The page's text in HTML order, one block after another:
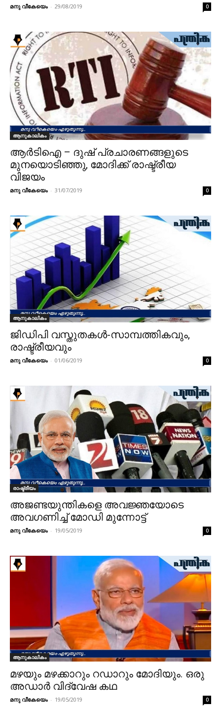
മനു വീകേയെം - 29/08/2019 0
ആനുകാലികം
ആര്‍ടിഐ – ദുഷ് പ്രചാരണങ്ങളുടെ
മുനയൊടിഞ്ഞു, മോദിക്ക്‌ രാഷ്ട്രീയ
വിജയം
മനു വീകേയെം - 31/07/2019 0
ആനുകാലികം
ജിഡിപി വസ്തുതകള്‍-സാമ്പത്തികവും,
രാഷ്ട്രീയവും
മനു വീകേയെം - 01/06/2019 0
രാഷ്ട്രീയം
അജണ്ടയുന്തികളെ അവജ്ഞയോടെ
അവഗണിച്ച് മോഡി മുന്നോട്ട്
മനു വീകേയെം - 19/05/2019 0
ആനുകാലികം
മഴയും മഴക്കാറും റഡാറും മോദിയും. ഒരു
അഡാർ വിദ്വേഷ കഥ
മനു വീകേയെം - 19/05/2019 0